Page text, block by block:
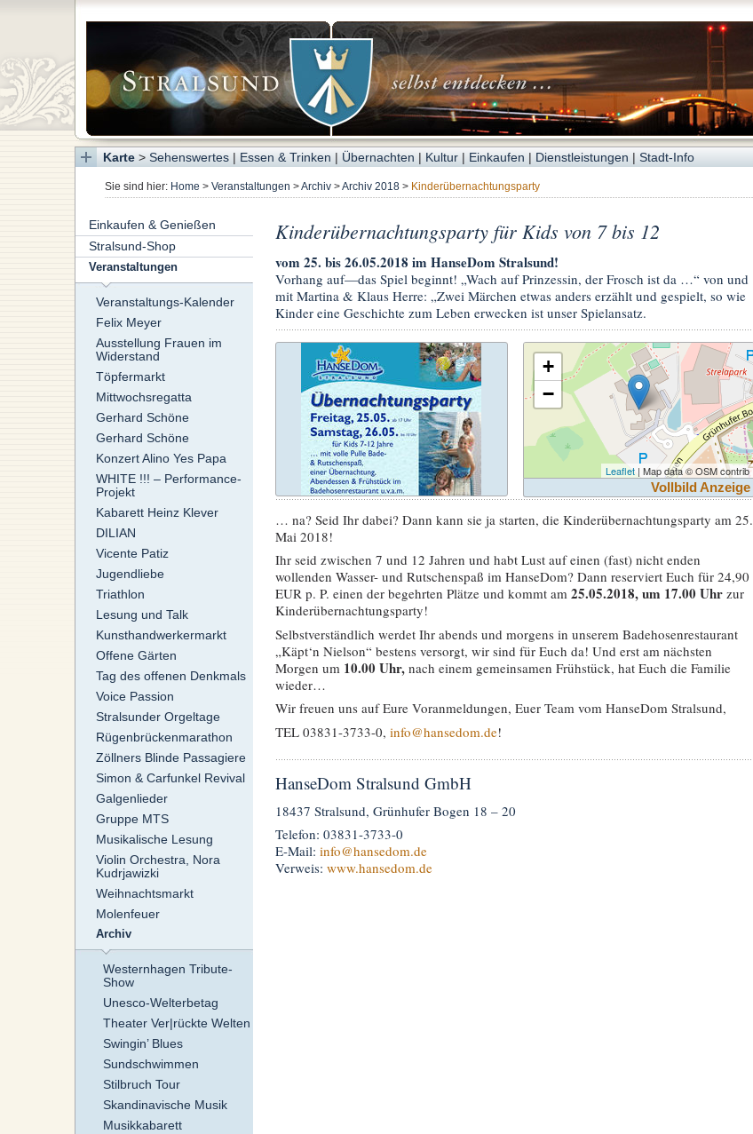
Karte> Sehenswertes| Essen & Trinken | Übernachten | Kultur| Einkaufen | Dienstleistungen | Stadt-Info
Sie sind hier: Home > Veranstaltungen >Archiv>Archiv 2018> Kinderübernachtungsparty
Einkaufen & Genießen
Stralsund-Shop
Veranstaltungen
Veranstaltungs-Kalender
Felix Meyer
Ausstellung Frauen im
Widerstand
Töpfermarkt
Mittwochsregatta
Gerhard Schöne
Gerhard Schöne
Konzert Alino Yes Papa
WHITE !!! – Performance-
Projekt
Kabarett Heinz Klever
DILIAN
Vicente Patiz
Jugendliebe
Triathlon
Lesung und Talk
Kunsthandwerkermarkt
Offene Gärten
Tag des offenen Denkmals
Voice Passion
Stralsunder Orgeltage
Rügenbrückenmarathon
Zöllners Blinde Passagiere
Simon & Carfunkel Revival
Galgenlieder
Gruppe MTS
Musikalische Lesung
Violin Orchestra, Nora
Kudrjawizki
Weihnachtsmarkt
Molenfeuer
Archiv
Westernhagen Tribute-
Show
Unesco-Welterbetag
Theater Ver|rückte Welten
Swingin’ Blues
Sundschwimmen
Stilbruch Tour
Skandinavische Musik
Musikkabarett
Kinderübernachtungsparty für Kids von 7 bis 12
vom 25. bis 26.05.2018 im HanseDom Stralsund!
Vorhang auf—das Spiel beginnt! „Wach auf Prinzessin, der Frosch ist da …“ von und
mit Martina & Klaus Herre: „Zwei Märchen etwas anders erzählt und gespielt, so wie
Kinder eine Geschichte zum Leben erwecken ist unser Spielansatz.
+
−
Leaflet| Map data © OSM contrib
Vollbild Anzeige
… na? Seid Ihr dabei? Dann kann sie ja starten, die Kinderübernachtungsparty am 25.
Mai 2018!
Ihr seid zwischen 7 und 12 Jahren und habt Lust auf einen (fast) nicht enden
wollenden Wasser- und Rutschenspaß im HanseDom? Dann reserviert Euch für 24,90
EUR p. P. einen der begehrten Plätze und kommt am 25.05.2018, um 17.00 Uhrzur
Kinderübernachtungsparty!
Selbstverständlich werdet Ihr abends und morgens in unserem Badehosenrestaurant
„Käpt‘n Nielson“ bestens versorgt, wir sind für Euch da! Und erst am nächsten
Morgen um 10.00 Uhr, nach einem gemeinsamen Frühstück, hat Euch die Familie
wieder…
Wir freuen uns auf Eure Voranmeldungen, Euer Team vom HanseDom Stralsund,
TEL 03831-3733-0, info@hansedom.de!
HanseDom Stralsund GmbH
18437 Stralsund, Grünhufer Bogen 18 – 20
Telefon: 03831-3733-0
E-Mail: info@hansedom.de
Verweis: www.hansedom.de